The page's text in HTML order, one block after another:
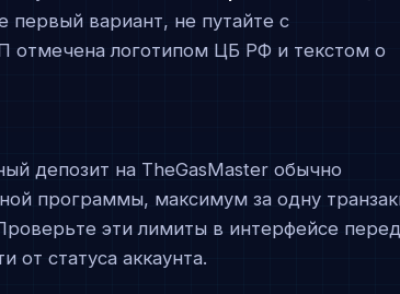
вариант, не путайте с
отмечена логотипом ЦБ РФ и текстом о
депозит на TheGasMaster обычно
программы, максимум за одну
эти лимиты в интерфейсе перед
от статуса аккаунта.